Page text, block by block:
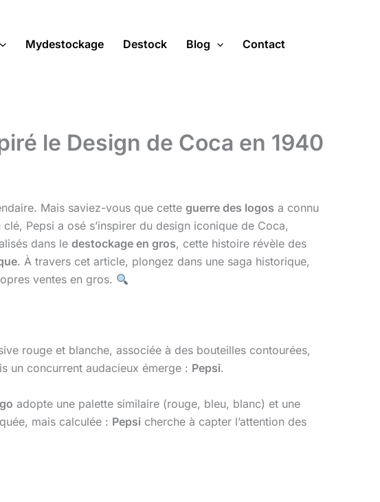
Mydestockage Destock Blog Contact
le Design de Coca en 1940
Mais saviez-vous que cette guerre des logos a connu
Pepsi a osé s’inspirer du design iconique de Coca,
dans ledestockage en gros, cette histoire révèle des
. À travers cet article, plongez dans une saga historique,
ventes en gros.
rouge et blanche, associée à des bouteilles contourées,
un concurrent audacieux émerge : Pepsi.
adopte une palette similaire (rouge, bleu, blanc) et une
mais calculée : Pepsi cherche à capter l’attention des